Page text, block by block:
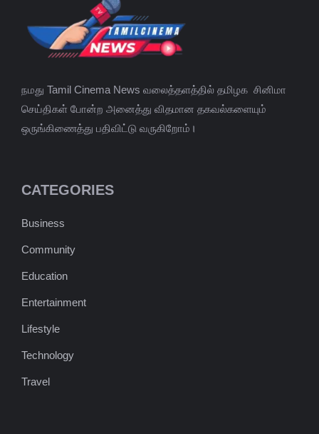
நமது Tamil Cinema News வலைத்தளத்தில் தமிழக சினிமா
செய்திகள் போன்ற அனைத்து விதமான தகவல்களையும்
ஒருங்கிணைத்து பதிவிட்டு வருகிறோம்।
CATEGORIES
Business
Community
Education
Entertainment
Lifestyle
Technology
Travel